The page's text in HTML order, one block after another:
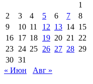
1
2
3 4 5 6 7
8
9
10 11 12 13 14 15
16 17 18 19 20 21
22
23 24 25 26 27 28 29
30 31
« Июн
Авг »